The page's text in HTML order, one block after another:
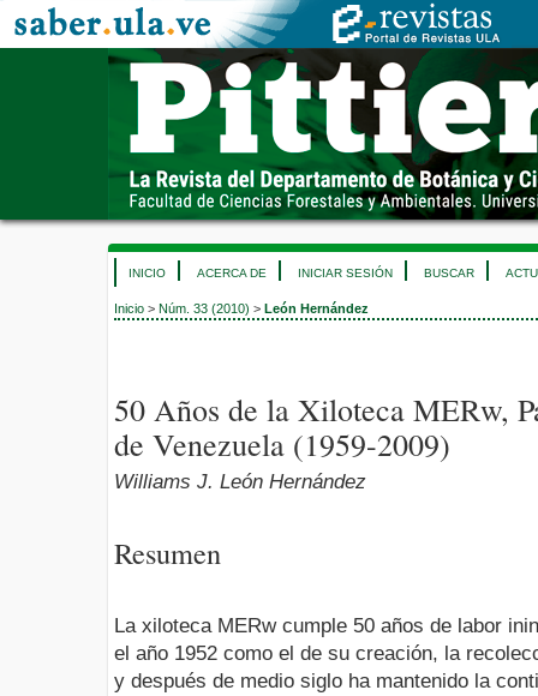
INICIO ACERCA DE INICIAR SESIÓN BUSCAR
Inicio > Núm. 33 (2010) > León Hernández
50 Años de la Xiloteca MERw,
de Venezuela (1959-2009)
Williams J. León Hernández
Resumen
La xiloteca MERw cumple 50 años de labor
el año 1952 como el de su creación, la
y después de medio siglo ha mantenido la